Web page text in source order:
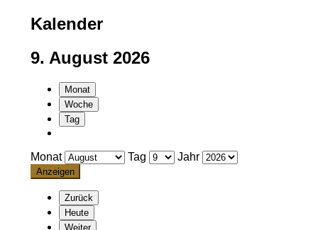
Kalender
9. August 2026
Monat
Woche
Tag
Monat Tag Jahr
Zurück
Heute
Weiter